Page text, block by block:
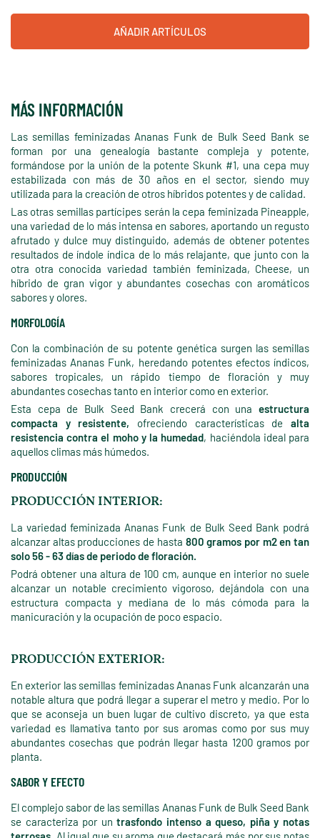
AÑADIR ARTÍCULOS
MÁS INFORMACIÓN
Las semillas feminizadas Ananas Funk de Bulk Seed Bank se
forman por una genealogía bastante compleja y potente,
formándose por la unión de la potente Skunk #1, una cepa muy
estabilizada con más de 30 años en el sector, siendo muy
utilizada para la creación de otros híbridos potentes y de calidad.
Las otras semillas partícipes serán la cepa feminizada Pineapple,
una variedad de lo más intensa en sabores, aportando un regusto
afrutado y dulce muy distinguido, además de obtener potentes
resultados de índole índica de lo más relajante, que junto con la
otra otra conocida variedad también feminizada, Cheese, un
híbrido de gran vigor y abundantes cosechas con aromáticos
sabores y olores.
MORFOLOGÍA
Con la combinación de su potente genética surgen las semillas
feminizadas Ananas Funk, heredando potentes efectos índicos,
sabores tropicales, un rápido tiempo de floración y muy
abundantes cosechas tanto en interior como en exterior.
Esta cepa de Bulk Seed Bank crecerá con una estructura
compacta y resistente, ofreciendo características de alta
resistencia contra el moho y la humedad, haciéndola ideal para
aquellos climas más húmedos.
PRODUCCIÓN
PRODUCCIÓN INTERIOR:
La variedad feminizada Ananas Funk de Bulk Seed Bank podrá
alcanzar altas producciones de hasta 800 gramos por m2 en tan
solo 56 - 63 días de periodo de floración.
Podrá obtener una altura de 100 cm, aunque en interior no suele
alcanzar un notable crecimiento vigoroso, dejándola con una
estructura compacta y mediana de lo más cómoda para la
manicuración y la ocupación de poco espacio.
PRODUCCIÓN EXTERIOR:
En exterior las semillas feminizadas Ananas Funk alcanzarán una
notable altura que podrá llegar a superar el metro y medio. Por lo
que se aconseja un buen lugar de cultivo discreto, ya que esta
variedad es llamativa tanto por sus aromas como por sus muy
abundantes cosechas que podrán llegar hasta 1200 gramos por
planta.
SABOR Y EFECTO
El complejo sabor de las semillas Ananas Funk de Bulk Seed Bank
se caracteriza por un trasfondo intenso a queso, piña y notas